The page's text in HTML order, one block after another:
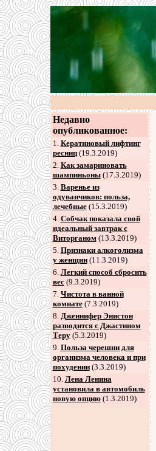
Недавно
опубликованное:
1. Кератиновый лифтинг
ресниц(19.3.2019)
2. Как замариновать
шампиньоны(17.3.2019)
3. Варенье из
одуванчиков: польза,
лечебные(15.3.2019)
4. Собчак показала свой
идеальный завтрак с
Виторганом(13.3.2019)
5. Признаки алкоголизма
у женщин(11.3.2019)
6. Легкий способ сбросить
вес(9.3.2019)
7. Чистота в ванной
комнате(7.3.2019)
8. Дженнифер Энистон
разводится с Джастином
Теру(5.3.2019)
9. Польза черешни для
организма человека и при
похудении(3.3.2019)
10. Лена Ленина
установила в автомобиль
новую опцию(1.3.2019)